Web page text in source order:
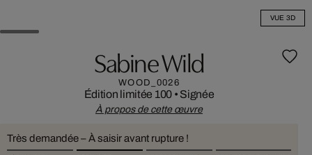
VUE 3D
Sabine Wild
WOOD_0026
Édition limitée 100 • Signée
À propos de cette œuvre
Très demandée – À saisir avant rupture !